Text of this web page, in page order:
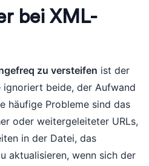
bei XML-
zu versteifen ist der
ignoriert beide, der Aufwand
häufige Probleme sind das
oder weitergeleiteter URLs,
in der Datei, das
aktualisieren, wenn sich der